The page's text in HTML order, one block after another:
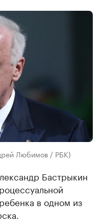
Любимов / РБК)
Бастрыкин
в одном из